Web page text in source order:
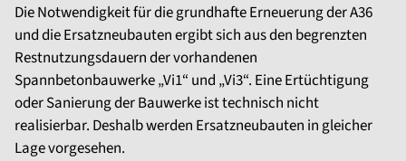
Die Notwendigkeit für die grundhafte Erneuerung der A36
und die Ersatzneubauten ergibt sich aus den begrenzten
Restnutzungsdauern der vorhandenen
Spannbetonbauwerke „Vi1“ und „Vi3“. Eine Ertüchtigung
oder Sanierung der Bauwerke ist technisch nicht
realisierbar. Deshalb werden Ersatzneubauten in gleicher
Lage vorgesehen.